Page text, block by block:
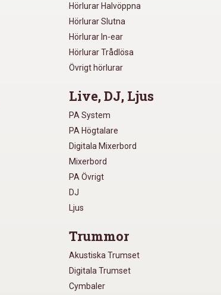
Hörlurar Halvöppna
Hörlurar Slutna
Hörlurar In-ear
Hörlurar Trådlösa
Övrigt hörlurar
Live, DJ, Ljus
PA System
PA Högtalare
Digitala Mixerbord
Mixerbord
PA Övrigt
DJ
Ljus
Trummor
Akustiska Trumset
Digitala Trumset
Cymbaler